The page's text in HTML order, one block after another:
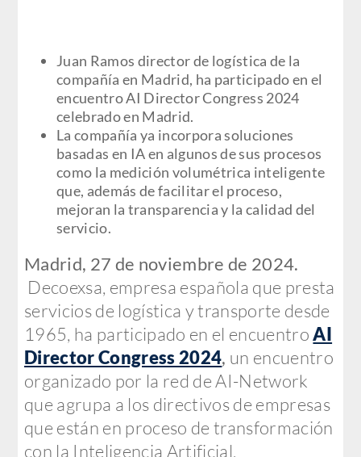
Juan Ramos director de logística de la
compañía en Madrid, ha participado en el
encuentro AI Director Congress 2024
celebrado en Madrid.
La compañía ya incorpora soluciones
basadas en IA en algunos de sus procesos
como la medición volumétrica inteligente
que, además de facilitar el proceso,
mejoran la transparencia y la calidad del
servicio.
Madrid, 27 de noviembre de 2024.
Decoexsa, empresa española que presta
servicios de logística y transporte desde
1965, ha participado en el encuentroAI
Director Congress 2024, un encuentro
organizado por la red de AI-Network
que agrupa a los directivos de empresas
que están en proceso de transformación
​con la Inteligencia Artificial.